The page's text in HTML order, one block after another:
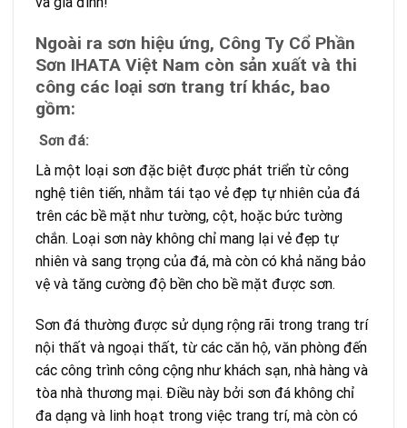
Ngoài ra sơn hiệu ứng, Công Ty Cổ Phần
Sơn IHATA Việt Nam còn sản xuất và thi
công các loại sơn trang trí khác, bao
gồm:
Sơn đá:
Là một loại sơn đặc biệt được phát triển từ công
nghệ tiên tiến, nhằm tái tạo vẻ đẹp tự nhiên của đá
trên các bề mặt như tường, cột, hoặc bức tường
chắn. Loại sơn này không chỉ mang lại vẻ đẹp tự
nhiên và sang trọng của đá, mà còn có khả năng bảo
vệ và tăng cường độ bền cho bề mặt được sơn.
Sơn đá thường được sử dụng rộng rãi trong trang trí
nội thất và ngoại thất, từ các căn hộ, văn phòng đến
các công trình công cộng như khách sạn, nhà hàng và
tòa nhà thương mại. Điều này bởi sơn đá không chỉ
đa dạng và linh hoạt trong việc trang trí, mà còn có